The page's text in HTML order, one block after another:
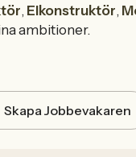
, Elkonstruktör,
ambitioner.
Skapa Jobbevakaren